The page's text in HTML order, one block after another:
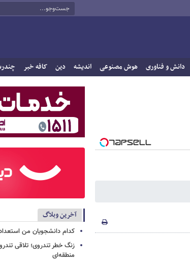
دانش و فناوری هوش مصنوعی اندیشه دین کافه خبر
آخرین وبلاگ
کدام دانشجویان من
زنگ خطر تندروی؛ تلاقی
منطقه‌ای